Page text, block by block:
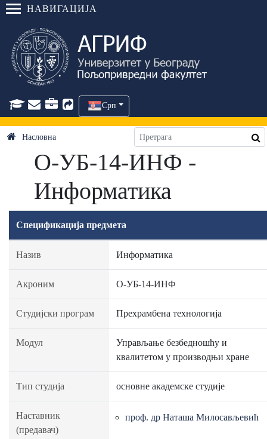
НАВИГАЦИЈА
Срп
Насловна
О-УБ-14-ИНФ -
Информатика
Спецификација предмета
Назив Информатика
Акроним О-УБ-14-ИНФ
Студијски програм Прехрамбена технологија
Модул
Управљање безбедношћу и
квалитетом у производњи хране
Тип студија основне академске студије
Наставник
(предавач)
проф. др Наташа Милосављевић